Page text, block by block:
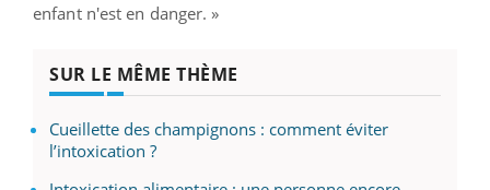
enfant n'est en danger. »
SUR LE MÊME THÈME
Cueillette des champignons : comment éviter
l’intoxication ?